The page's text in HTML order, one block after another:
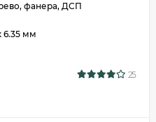
фанера, ДСП
6.35 мм
25